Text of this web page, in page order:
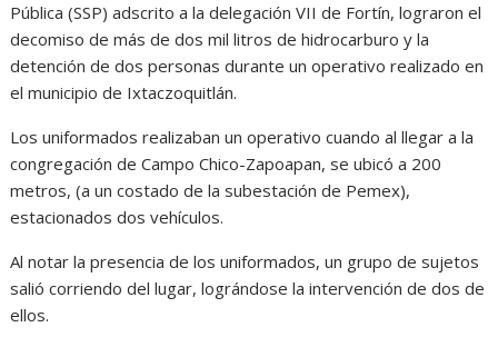
Pública (SSP) adscrito a la delegación VII de Fortín, lograron el
decomiso de más de dos mil litros de hidrocarburo y la
detención de dos personas durante un operativo realizado en
el municipio de Ixtaczoquitlán.
Los uniformados realizaban un operativo cuando al llegar a la
congregación de Campo Chico-Zapoapan, se ubicó a 200
metros, (a un costado de la subestación de Pemex),
estacionados dos vehículos.
Al notar la presencia de los uniformados, un grupo de sujetos
salió corriendo del lugar, lográndose la intervención de dos de
ellos.